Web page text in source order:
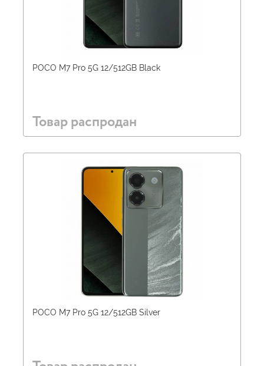
POCO M7 Pro 5G 12/512GB Black
Товар распродан
POCO M7 Pro 5G 12/512GB Silver